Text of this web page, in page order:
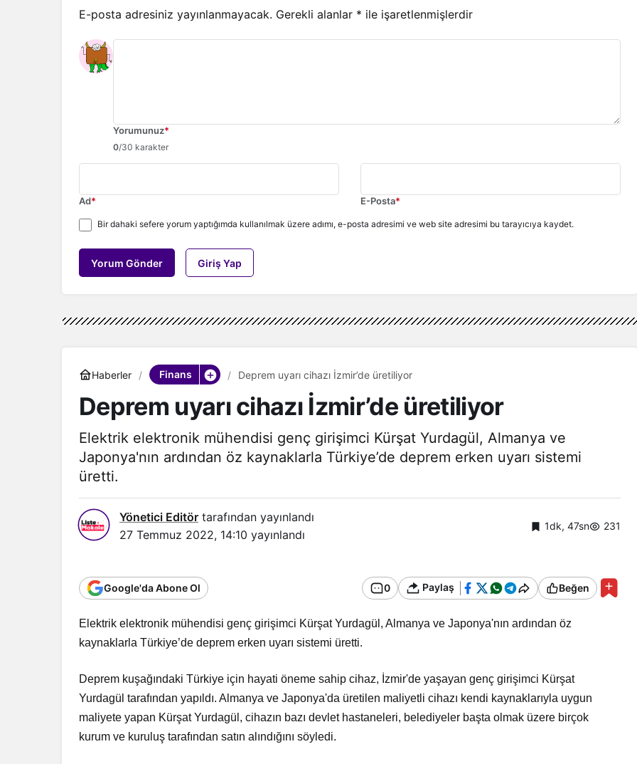
E-posta adresiniz yayınlanmayacak. Gerekli alanlar * ile işaretlenmişlerdir
Yorumunuz*
0/30 karakter
Ad* E-Posta*
Bir dahaki sefere yorum yaptığımda kullanılmak üzere adımı, e-posta adresimi ve web site adresimi bu tarayıcıya kaydet.
Yorum Gönder Giriş Yap
Haberler Finans Deprem uyarı cihazı İzmir’de üretiliyor
Deprem uyarı cihazı İzmir’de üretiliyor
Elektrik elektronik mühendisi genç girişimci Kürşat Yurdagül, Almanya ve
Japonya'nın ardından öz kaynaklarla Türkiye’de deprem erken uyarı sistemi
üretti.
Yönetici Editör tarafından yayınlandı
27 Temmuz 2022, 14:10 yayınlandı
1dk, 47sn 231
Google'da Abone Ol 0 Paylaş Beğen
Elektrik elektronik mühendisi genç girişimci Kürşat Yurdagül, Almanya ve Japonya'nın ardından öz
kaynaklarla Türkiye’de deprem erken uyarı sistemi üretti.
Deprem kuşağındaki Türkiye için hayati öneme sahip cihaz, İzmir'de yaşayan genç girişimci Kürşat
Yurdagül tarafından yapıldı. Almanya ve Japonya'da üretilen maliyetli cihazı kendi kaynaklarıyla uygun
maliyete yapan Kürşat Yurdagül, cihazın bazı devlet hastaneleri, belediyeler başta olmak üzere birçok
kurum ve kuruluş tarafından satın alındığını söyledi.